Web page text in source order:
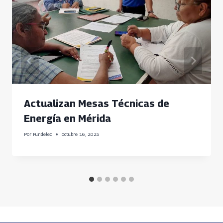
Actualizan Mesas Técnicas de
Energía en Mérida
Por Fundelec octubre 16, 2025